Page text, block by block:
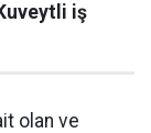
iş
olan ve